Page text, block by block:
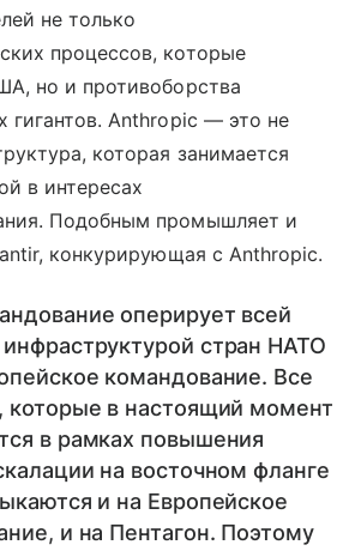
не только
процессов, которые
но и противоборства
гигантов. Anthropic — это не
которая занимается
в интересах
Подобным промышляет и
конкурирующая с Anthropic.
оперирует всей
стран НАТО
командование. Все
которые в настоящий момент
в рамках повышения
на восточном фланге
и на Европейское
и на Пентагон. Поэтому